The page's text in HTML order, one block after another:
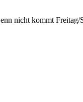
nicht kommt Freitag/